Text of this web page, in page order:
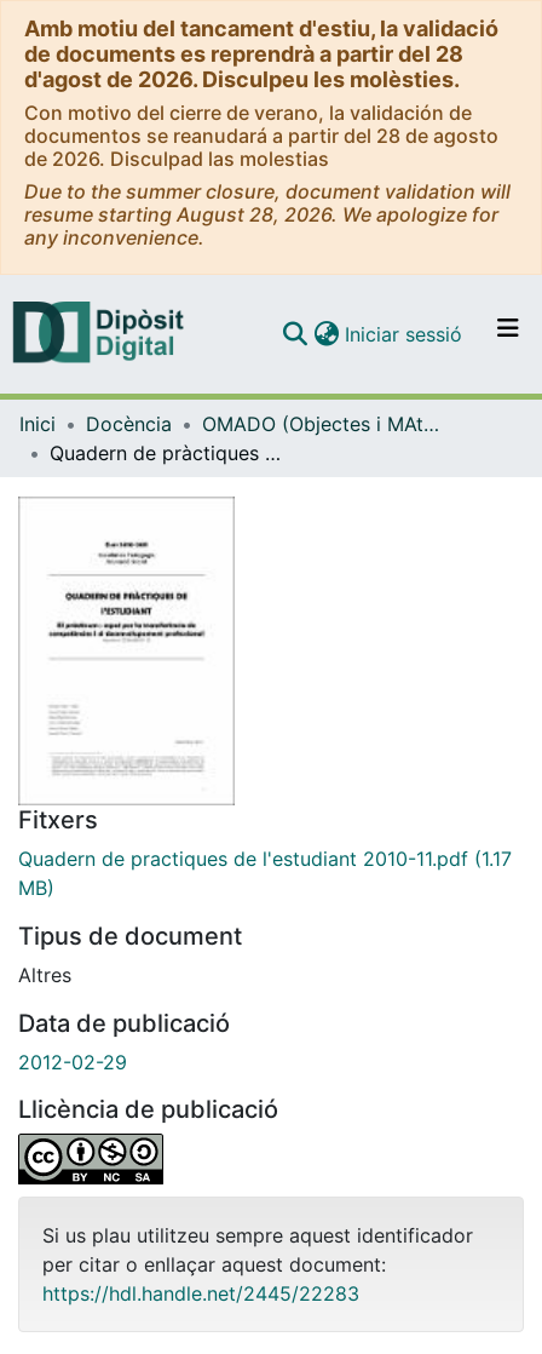
Amb motiu del tancament d'estiu, la validació
de documents es reprendrà a partir del 28
d'agost de 2026. Disculpeu les molèsties.
Con motivo del cierre de verano, la validación de
documentos se reanudará a partir del 28 de agosto
de 2026. Disculpad las molestias
Due to the summer closure, document validation will
resume starting August 28, 2026. We apologize for
any inconvenience.
Navega per tot el DD
Iniciar sessió (current)
Inici Docència
OMADO (Objectes i MAterials DOcents)
Quadern de pràctiques de l'estudiant (curs 2010-2011). El pràcticum: espai per la transferència de competències i el desenvolupament professional
Fitxers
Quadern de practiques de l'estudiant 2010-11.pdf (1.17
MB)
Tipus de document
Altres
Data de publicació
2012-02-29
Llicència de publicació
Si us plau utilitzeu sempre aquest identificador
per citar o enllaçar aquest document:
https://hdl.handle.net/2445/22283